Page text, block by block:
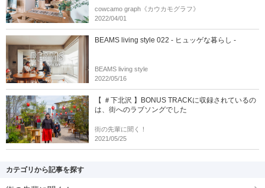
cowcamo graph《カウカモグラフ》
2022/04/01
BEAMS living style 022 - ヒュッゲな暮らし -
BEAMS living style
2022/05/16
【 ＃下北沢 】BONUS TRACKに収録されているの
は、街へのラブソングでした
街の先輩に聞く！
2021/05/25
カテゴリから記事を探す